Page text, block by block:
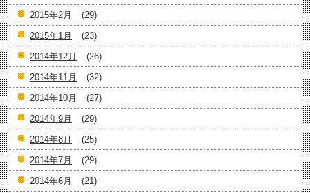
2015年2月
(29)
2015年1月
(23)
2014年12月
(26)
2014年11月
(32)
2014年10月
(27)
2014年9月
(29)
2014年8月
(25)
2014年7月
(29)
2014年6月
(21)